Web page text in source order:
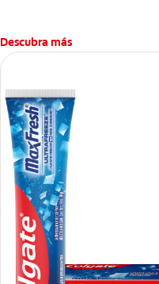
Descubra más